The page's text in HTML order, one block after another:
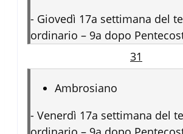
- Giovedì 17a settimana del
ordinario – 9a dopo
31
Ambrosiano
- Venerdì 17a settimana del